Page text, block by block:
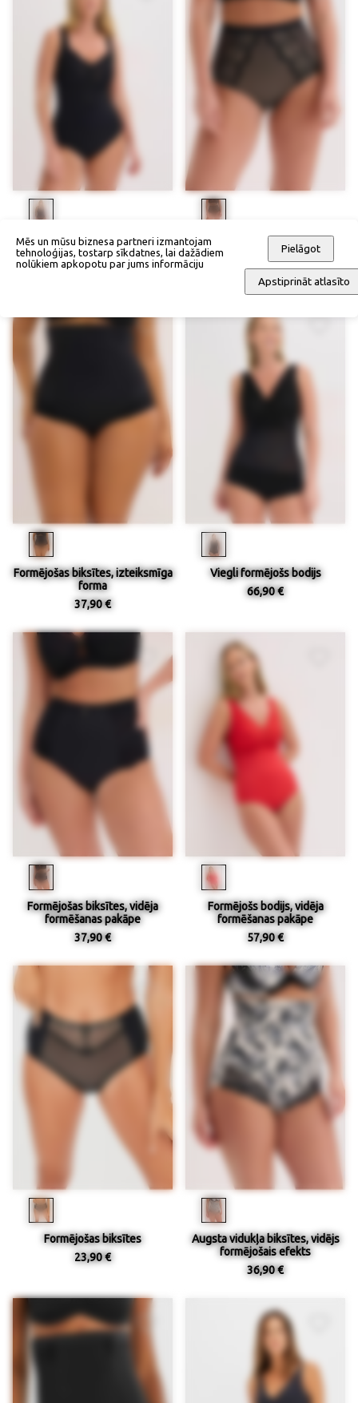
Formējošs bodijs, vidēja
formēšanas pakāpe
57,90 €
Formējoši stringi, vidēja
formēšanas pakāpe
37,90 €
Formējošas biksītes, izteiksmīga
forma
37,90 €
Viegli formējošs bodijs
66,90 €
Formējošas biksītes, vidēja
formēšanas pakāpe
37,90 €
Formējošs bodijs, vidēja
formēšanas pakāpe
57,90 €
Formējošas biksītes
23,90 €
Augsta vidukļa biksītes, vidējs
formējošais efekts
36,90 €
Mēs un mūsu biznesa partneri izmantojam
tehnoloģijas, tostarp sīkdatnes, lai dažādiem
nolūkiem apkopotu par jums informāciju
Pielāgot
Apstiprināt atlasīto